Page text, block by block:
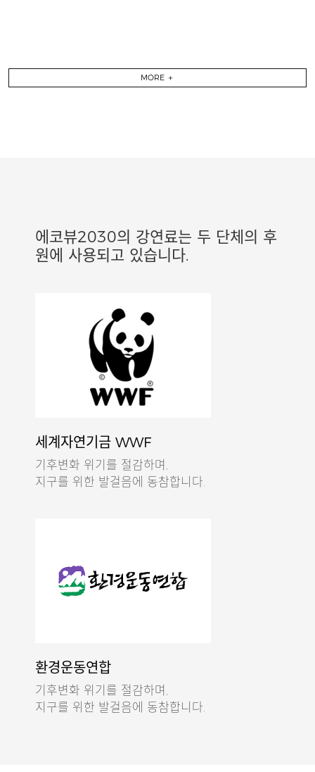
MORE ＋
에코뷰2030의 강연료는 두 단체의 후
원에 사용되고 있습니다.
세계자연기금 WWF
기후변화 위기를 절감하며,
지구를 위한 발걸음에 동참합니다.
환경운동연합
기후변화 위기를 절감하며,
지구를 위한 발걸음에 동참합니다.